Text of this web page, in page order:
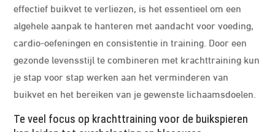
effectief buikvet te verliezen, is het essentieel om een
algehele aanpak te hanteren met aandacht voor voeding,
cardio-oefeningen en consistentie in training. Door een
gezonde levensstijl te combineren met krachttraining kun
je stap voor stap werken aan het verminderen van
buikvet en het bereiken van je gewenste lichaamsdoelen.
Te veel focus op krachttraining voor de buikspieren